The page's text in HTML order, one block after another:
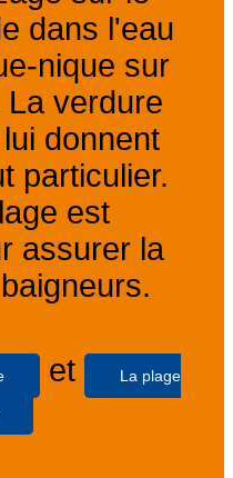
dans l'eau
nique sur
verdure
donnent
particulier.
est
assurer la
et La plage